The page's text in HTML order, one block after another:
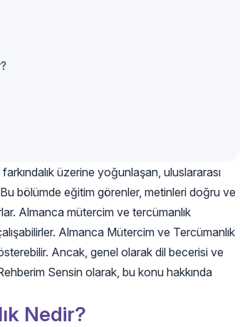
üzerine yoğunlaşan, uluslararası
bölümde eğitim görenler, metinleri doğru ve
Almanca mütercim ve tercümanlık
Almanca Mütercim ve Tercümanlık
Ancak, genel olarak dil becerisi ve
Sensin olarak, bu konu hakkında
Nedir?